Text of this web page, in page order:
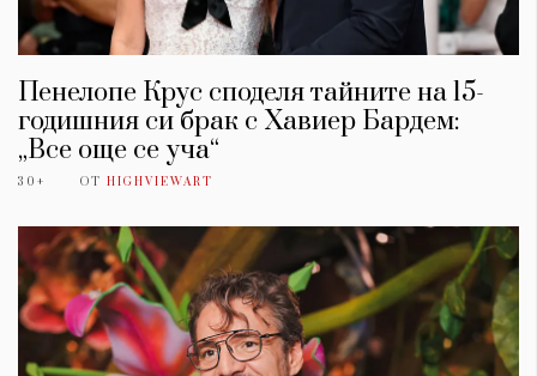
Пенелопе Крус споделя тайните на 15-
годишния си брак с Хавиер Бардем:
„Все още се уча“
30+ ОТ HIGHVIEWART